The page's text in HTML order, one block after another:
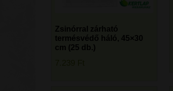
Zsinórral zárható
termésvédő háló, 45×30
cm (25 db.)